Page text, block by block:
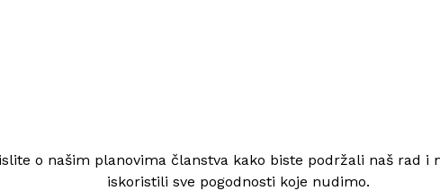
o našim planovima članstva kako biste podržali naš rad i
iskoristili sve pogodnosti koje nudimo.